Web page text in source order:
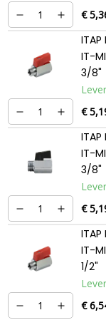
€
ITAP
IT-
3/8"
€
ITAP
IT-
3/8"
€
ITAP
IT-
1/2"
€